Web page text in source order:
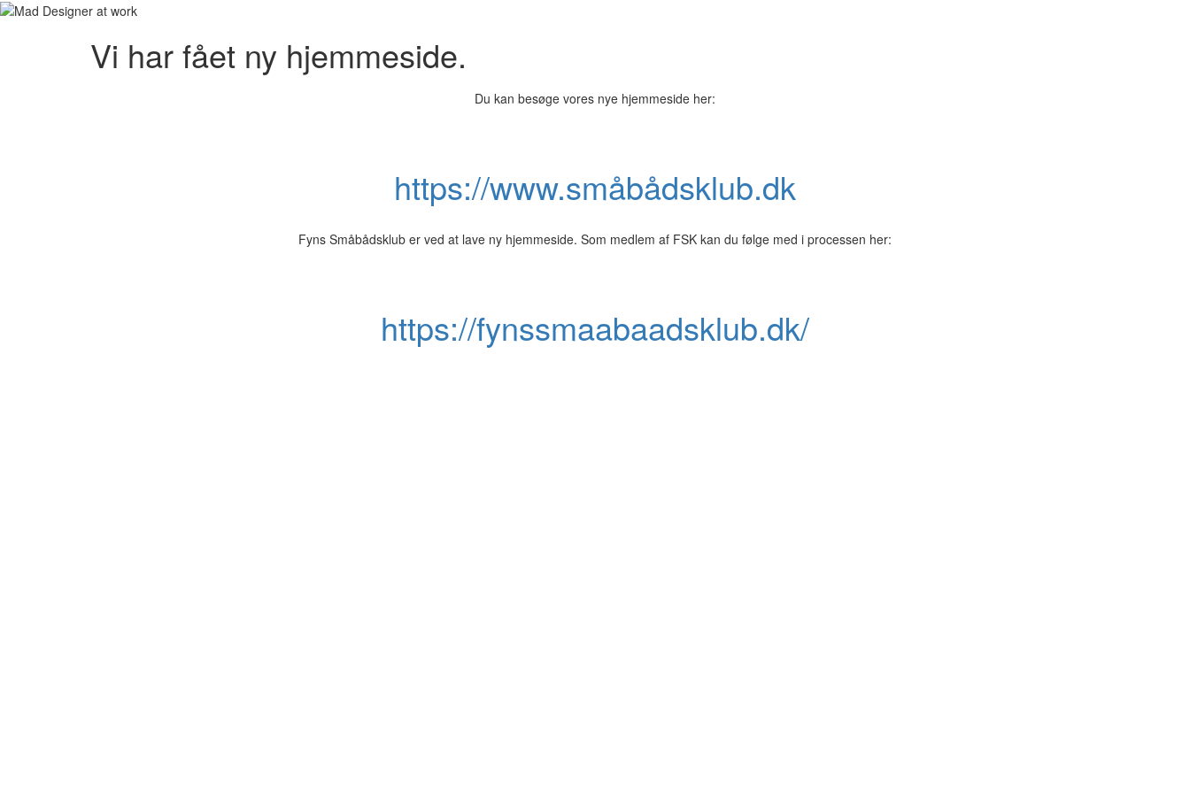
Vi har fået ny hjemmeside.
Du kan besøge vores nye hjemmeside her:
https://www.småbådsklub.dk
Fyns Småbådsklub er ved at lave ny hjemmeside. Som medlem af FSK kan du følge med i processen her:
https://fynssmaabaadsklub.dk/